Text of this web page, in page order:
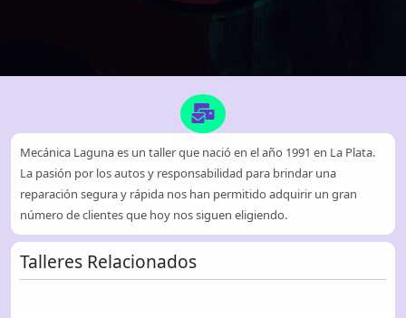
Mecánica Laguna es un taller que nació en el año 1991 en La Plata.
La pasión por los autos y responsabilidad para brindar una
reparación segura y rápida nos han permitido adquirir un gran
número de clientes que hoy nos siguen eligiendo.
Talleres Relacionados